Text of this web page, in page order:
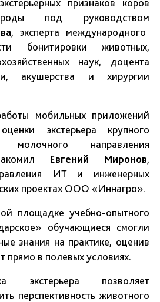
признаков коров
под руководством
, эксперта международного
бонитировки животных,
наук, доцента
акушерства и хирургии
мобильных приложений
экстерьера крупного
молочного направления
Евгений Миронов,
ИТ и инженерных
проектах ООО «Иннагро».
площадке учебно-опытного
обучающиеся смогли
знания на практике, оценив
прямо в полевых условиях.
экстерьера позволяет
перспективность животного